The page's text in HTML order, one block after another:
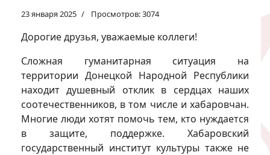
23 января 2025 Просмотров: 3074
Дорогие друзья, уважаемые коллеги!
Сложная гуманитарная ситуация на
территории Донецкой Народной Республики
находит душевный отклик в сердцах наших
соотечественников, в том числе и хабаровчан.
Многие люди хотят помочь тем, кто нуждается
в защите, поддержке. Хабаровский
государственный институт культуры также не